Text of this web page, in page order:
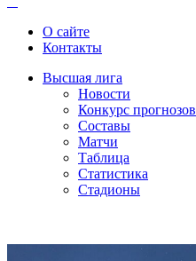
О сайте
Контакты
Высшая лига
Новости
Конкурс прогнозов
Составы
Матчи
Таблица
Статистика
Стадионы